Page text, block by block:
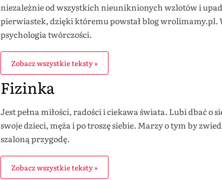
niezależnie od wszystkich nieuniknionych wzlotów i
pierwiastek, dzięki któremu powstał blog wrolimamy.pl.
psychologia twórczości.
Zobacz wszystkie teksty »
Fizinka
Jest pełna miłości, radości i ciekawa świata. Lubi dbać o
swoje dzieci, męża i po troszę siebie. Marzy o tym by
szaloną przygodę.
Zobacz wszystkie teksty »